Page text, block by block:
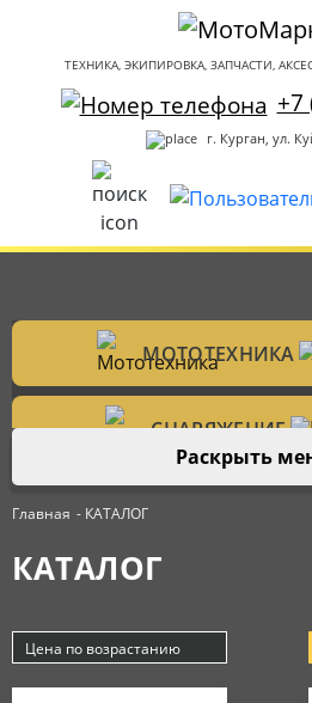
ТЕХНИКА, ЭКИПИРОВКА, ЗАПЧАСТИ,
+7
г. Курган, ул.
МОТОТЕХНИКА
Мотоциклы
Велотехника
СНАРЯЖЕНИЕ
Мотошлемы
Очки
Защитная амуниция
Джерси
Аксессуары
Тормозная система
Моторные масла
Смазки
Раскрыть
Главная - КАТАЛОГ
Цена по возрастанию
Новинки
Популярные
КАТАЛОГ